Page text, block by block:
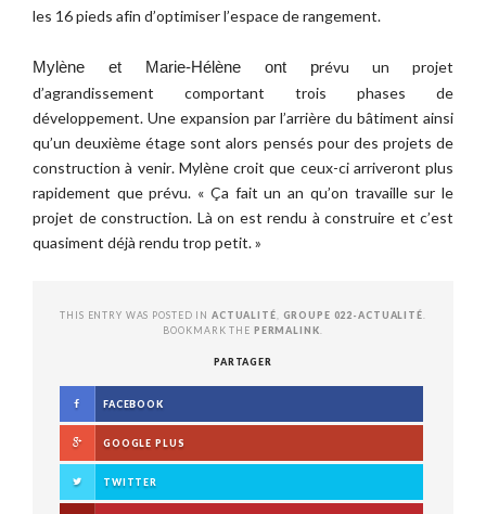
les 16 pieds afin d’optimiser l’espace de rangement.
Mylène et Marie-Hélène ont prévu un projet
d’agrandissement comportant trois phases de
développement. Une expansion par l’arrière du bâtiment ainsi
qu’un deuxième étage sont alors pensés pour des projets de
construction à venir. Mylène croit que ceux-ci arriveront plus
rapidement que prévu. « Ça fait un an qu’on travaille sur le
projet de construction. Là on est rendu à construire et c’est
quasiment déjà rendu trop petit. »
THIS ENTRY WAS POSTED IN ACTUALITÉ GROUPE 022-ACTUALITÉ
BOOKMARK THE PERMALINK
PARTAGER
FACEBOOK
GOOGLE PLUS
TWITTER